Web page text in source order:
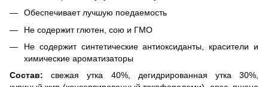
Обеспечивает лучшую поедаемость
Не содержит глютен, сою и ГМО
Не содержит синтетические антиоксиданты, красители и
химические ароматизаторы
Состав:свежая утка 40%, дегидрированная утка 30%,